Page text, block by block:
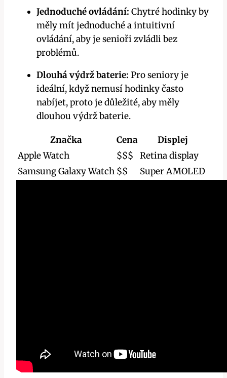
Jednoduché ovládání: Chytré hodinky by
měly mít jednoduché a intuitivní
ovládání, aby je senioři zvládli bez
problémů.
Dlouhá výdrž baterie: Pro seniory je
ideální, když nemusí hodinky často
nabíjet, proto je důležité, aby měly
dlouhou výdrž baterie.
Značka Cena
Displej
Apple Watch
$$$
Retina display
Samsung Galaxy Watch $$ Super AMOLED